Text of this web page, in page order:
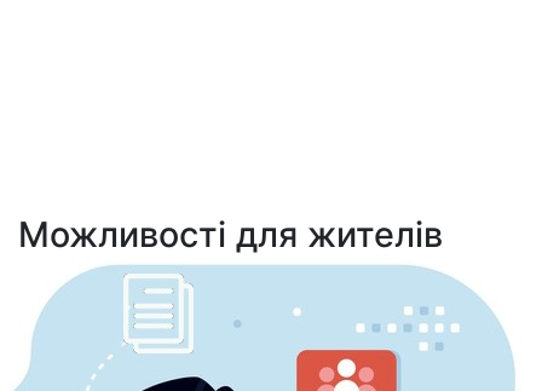
Можливості для жителів